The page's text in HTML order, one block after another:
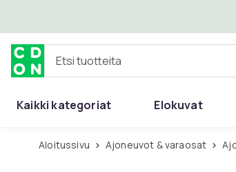
Etsi tuotteita
Kaikki kategoriat Elokuvat
Aloitussivu Ajoneuvot & varaosat